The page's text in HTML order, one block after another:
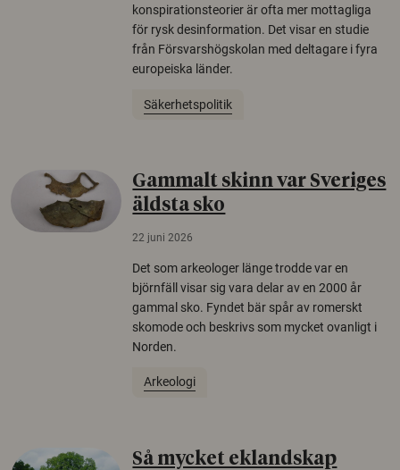
konspirationsteorier är ofta mer mottagliga
för rysk desinformation. Det visar en studie
från Försvarshögskolan med deltagare i fyra
europeiska länder.
Säkerhetspolitik
Gammalt skinn var Sveriges
äldsta sko
22 juni 2026
Det som arkeologer länge trodde var en
björnfäll visar sig vara delar av en 2000 år
gammal sko. Fyndet bär spår av romerskt
skomode och beskrivs som mycket ovanligt i
Norden.
Arkeologi
Så mycket eklandskap